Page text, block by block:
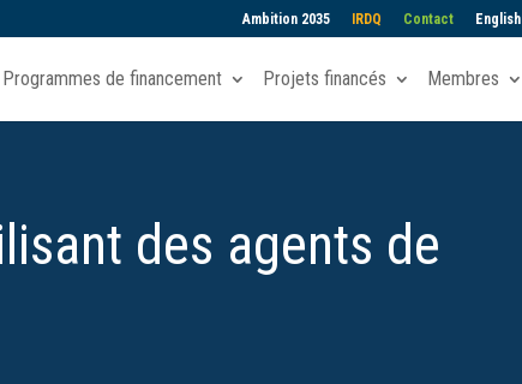
Ambition 2035 IRDQ Contact English
Programmes de financement Projets financés Membres
des agents de